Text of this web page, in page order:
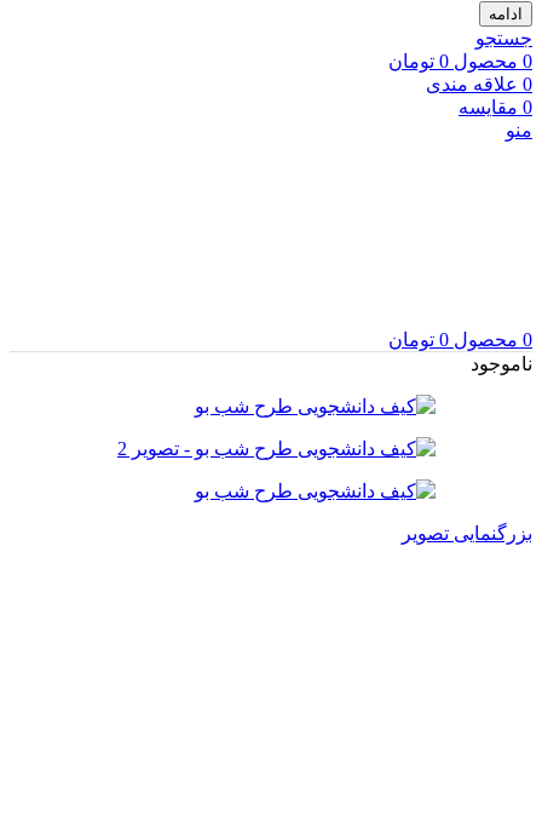
ادامه
جستجو
0 محصول 0 تومان
0 علاقه مندی
0 مقایسه
منو
0 محصول 0 تومان
ناموجود
بزرگنمایی تصویر